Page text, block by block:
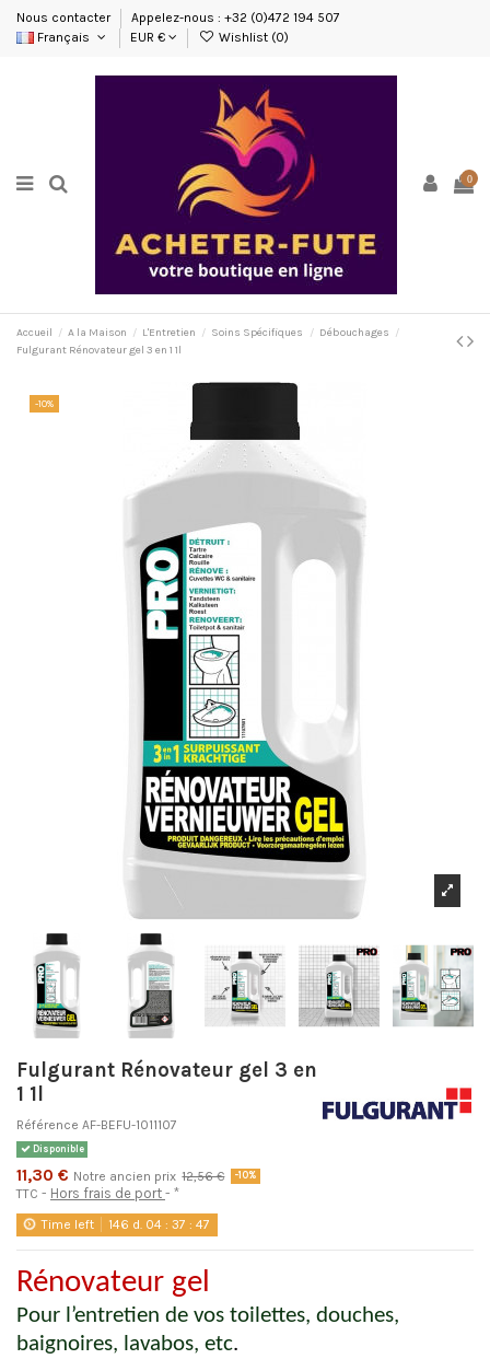
Nous contacter
Appelez-nous : +32 (0)472 194 507
Français
EUR € Wishlist (0)
0
Accueil A la Maison L'Entretien Soins Spécifiques
Débouchages
Fulgurant Rénovateur gel 3 en 1 1l
-10%
Fulgurant Rénovateur gel 3 en
1 1l
Référence AF-BEFU-1011107
Disponible
11,30 € Notre ancien prix 12,56 € -10%
TTC Hors frais de port *
Time left 146 d. 04 :37 :46
Rénovateur gel
Pour l’entretien de vos toilettes, douches,
baignoires, lavabos, etc.